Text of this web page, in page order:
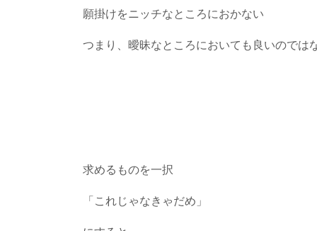
願掛けをニッチなところにおかない
つまり、曖昧なところにおいても良いのでは
求めるものを一択
「これじゃなきゃだめ」